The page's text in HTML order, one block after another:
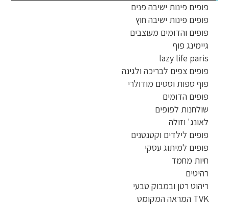
פופים פינות ישיבה פנים
פופים פינות ישיבה חוץ
פופים והדומים מעוצבים
גיימינג פוף
lazy life paris
פופים צפים לבריכה ולגינה
פוף ספות וסטים מודולרי
פופים הדומים
שולחנות לפופים
לאונג' וזולה
פופים לילדים וקטנטנים
פופים למיתוג עסקי
חיות מחמד
רהיטים
ריהוט רטן ובמבוק טבעי
TVK המראה המקומט